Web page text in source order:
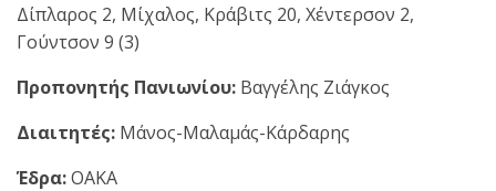
Δίπλαρος 2, Μίχαλος, Κράβιτς 20, Χέντερσον 2,
Γούντσον 9 (3)
Προπονητής Πανιωνίου: Βαγγέλης Ζιάγκος
Διαιτητές: Μάνος-Μαλαμάς-Κάρδαρης
Έδρα:ΟΑΚΑ